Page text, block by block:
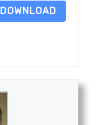
DOWNLOAD